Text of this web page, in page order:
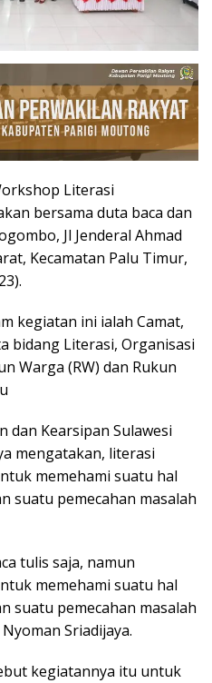
Literasi
bersama duta baca dan
Jl Jenderal Ahmad
Kecamatan Palu Timur,
kegiatan ini ialah Camat,
bidang Literasi, Organisasi
Warga (RW) dan Rukun
dan Kearsipan Sulawesi
mengatakan, literasi
memehami suatu hal
suatu pemecahan masalah
tulis saja, namun
memehami suatu hal
suatu pemecahan masalah
Sriadijaya.
kegiatannya itu untuk